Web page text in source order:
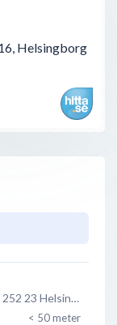
252 23 Helsingborg
< 50 meter